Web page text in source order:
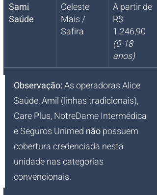
Sami
Saúde
Celeste
Mais /
Safira
A partir de
R$
1.246,90
(0-18
anos)
Observação: As operadoras Alice
Saúde, Amil (linhas tradicionais),
Care Plus, NotreDame Intermédica
e Seguros Unimed não possuem
cobertura credenciada nesta
unidade nas categorias
convencionais.